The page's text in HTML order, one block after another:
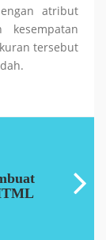
atribut
tersebut